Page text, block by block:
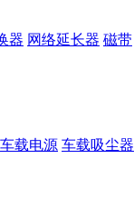
器 网络延长器 磁带
车载电源 车载吸尘器